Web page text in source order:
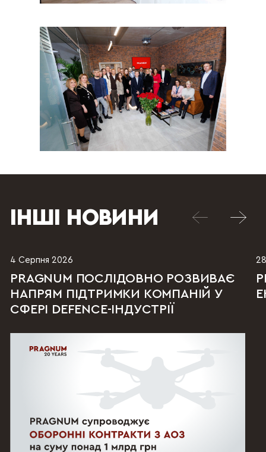
ІНШІ НОВИНИ
4 Серпня 2026
PRAGNUM ПОСЛІДОВНО РОЗВИВАЄ
НАПРЯМ ПІДТРИМКИ КОМПАНІЙ У
СФЕРІ DEFENCE-ІНДУСТРІЇ